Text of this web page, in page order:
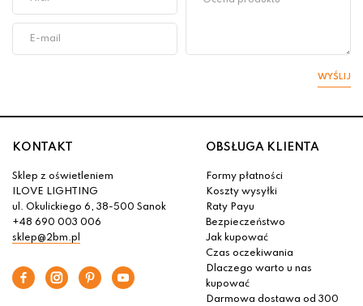
WYŚLIJ
KONTAKT
Sklep z oświetleniem
ILOVE LIGHTING
ul. Okulickiego 6, 38-500 Sanok
+48 690 003 006
sklep@2bm.pl
OBSŁUGA KLIENTA
Formy płatności
Koszty wysyłki
Raty Payu
Bezpieczeństwo
Jak kupować
Czas oczekiwania
Dlaczego warto u nas
kupować
Darmowa dostawa od 300